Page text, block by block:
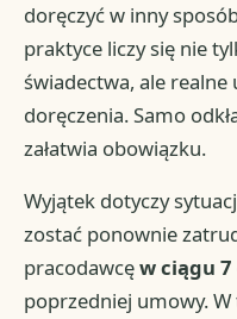
doręczyć w inny
praktyce liczy się nie
świadectwa, ale
doręczenia. Samo
załatwia obowiązku.
Wyjątek dotyczy
zostać ponownie
pracodawcęw ciągu
poprzedniej umowy.